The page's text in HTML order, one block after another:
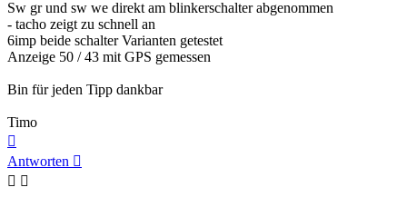
Sw gr und sw we direkt am blinkerschalter abgenommen
- tacho zeigt zu schnell an
6imp beide schalter Varianten getestet
Anzeige 50 / 43 mit GPS gemessen
Bin für jeden Tipp dankbar
Timo
oben
Antworten